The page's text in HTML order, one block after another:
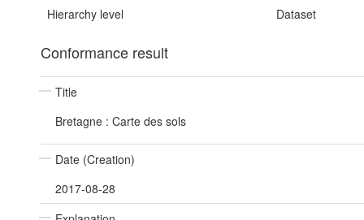
Hierarchy level
Dataset
Conformance result
Title
Bretagne : Carte des sols
Date (Creation)
2017-08-28